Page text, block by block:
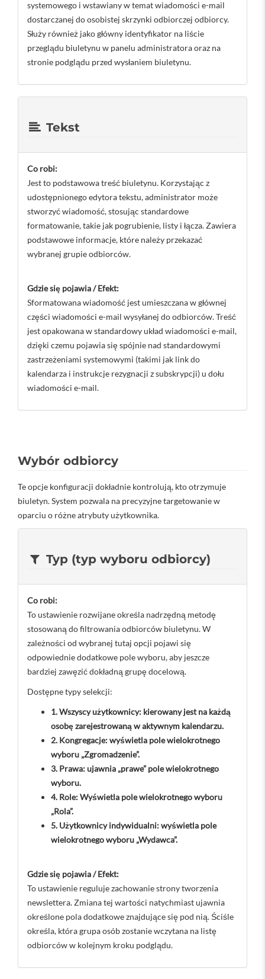
systemowego i wstawiany w temat wiadomości e-mail
dostarczanej do osobistej skrzynki odbiorczej odbiorcy.
Służy również jako główny identyfikator na liście
przeglądu biuletynu w panelu administratora oraz na
stronie podglądu przed wysłaniem biuletynu.
Tekst
Co robi:
Jest to podstawowa treść biuletynu. Korzystając z
udostępnionego edytora tekstu, administrator może
stworzyć wiadomość, stosując standardowe
formatowanie, takie jak pogrubienie, listy i łącza. Zawiera
podstawowe informacje, które należy przekazać
wybranej grupie odbiorców.
Gdzie się pojawia / Efekt:
Sformatowana wiadomość jest umieszczana w głównej
części wiadomości e-mail wysyłanej do odbiorców. Treść
jest opakowana w standardowy układ wiadomości e-mail,
dzięki czemu pojawia się spójnie nad standardowymi
zastrzeżeniami systemowymi (takimi jak link do
kalendarza i instrukcje rezygnacji z subskrypcji) u dołu
wiadomości e-mail.
Wybór odbiorcy
Te opcje konfiguracji dokładnie kontrolują, kto otrzymuje
biuletyn. System pozwala na precyzyjne targetowanie w
oparciu o różne atrybuty użytkownika.
Typ (typ wyboru odbiorcy)
Co robi:
To ustawienie rozwijane określa nadrzędną metodę
stosowaną do filtrowania odbiorców biuletynu. W
zależności od wybranej tutaj opcji pojawi się
odpowiednie dodatkowe pole wyboru, aby jeszcze
bardziej zawęzić dokładną grupę docelową.
Dostępne typy selekcji:
1. Wszyscy użytkownicy: kierowany jest na każdą
osobę zarejestrowaną w aktywnym kalendarzu.
2. Kongregacje: wyświetla pole wielokrotnego
wyboru „Zgromadzenie”.
3. Prawa: ujawnia „prawe” pole wielokrotnego
wyboru.
4. Role: Wyświetla pole wielokrotnego wyboru
„Rola”.
5. Użytkownicy indywidualni: wyświetla pole
wielokrotnego wyboru „Wydawca”.
Gdzie się pojawia / Efekt:
To ustawienie reguluje zachowanie strony tworzenia
newslettera. Zmiana tej wartości natychmiast ujawnia
określone pola dodatkowe znajdujące się pod nią. Ściśle
określa, która grupa osób zostanie wczytana na listę
odbiorców w kolejnym kroku podglądu.